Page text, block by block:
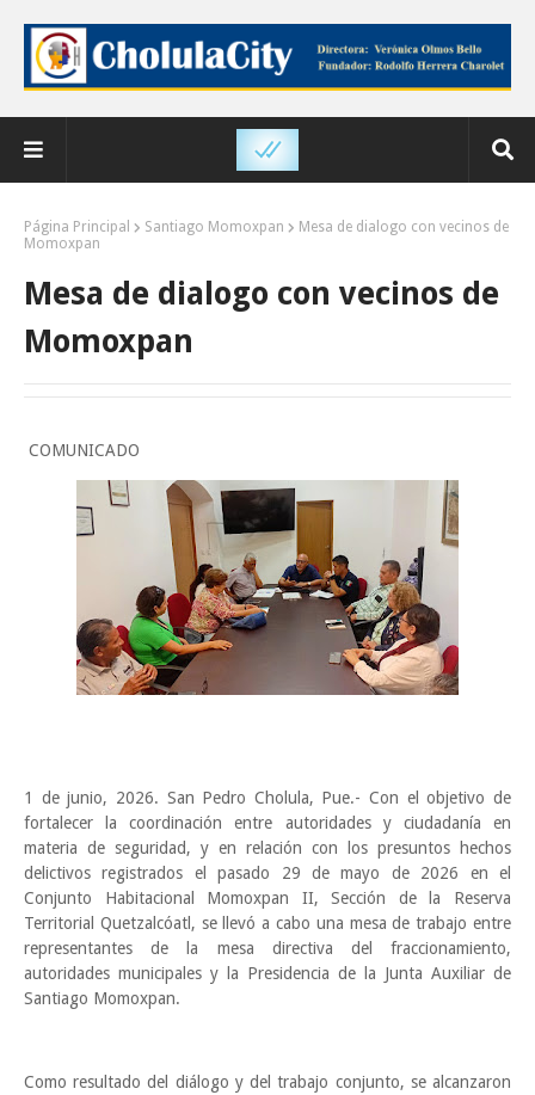
Página Principal Santiago Momoxpan
Mesa de dialogo con vecinos de
Momoxpan
Mesa de dialogo con vecinos de
Momoxpan
COMUNICADO
1 de junio, 2026. San Pedro Cholula, Pue.- Con el objetivo de
fortalecer la coordinación entre autoridades y ciudadanía en
materia de seguridad, y en relación con los presuntos hechos
delictivos registrados el pasado 29 de mayo de 2026 en el
Conjunto Habitacional Momoxpan II, Sección de la Reserva
Territorial Quetzalcóatl, se llevó a cabo una mesa de trabajo entre
representantes de la mesa directiva del fraccionamiento,
autoridades municipales y la Presidencia de la Junta Auxiliar de
Santiago Momoxpan.
Como resultado del diálogo y del trabajo conjunto, se alcanzaron